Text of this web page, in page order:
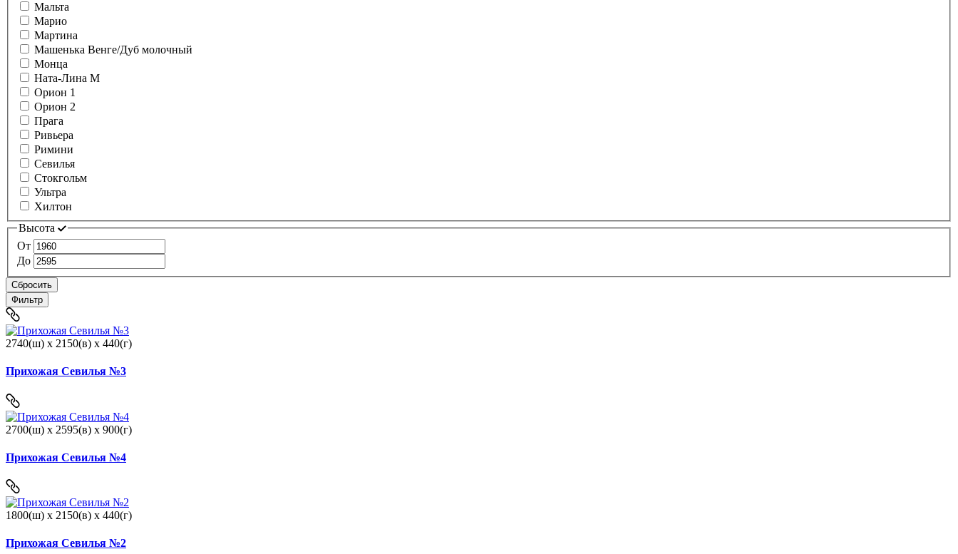
Мальта
Марио
Мартина
Машенька Венге/Дуб молочный
Монца
Ната-Лина М
Орион 1
Орион 2
Прага
Ривьера
Римини
Севилья
Стокгольм
Ультра
Хилтон
Высота
От
До
Сбросить
Фильтр
2740(ш) x 2150(в) x 440(г)
Прихожая Севилья №3
2700(ш) x 2595(в) x 900(г)
Прихожая Севилья №4
1800(ш) x 2150(в) x 440(г)
Прихожая Севилья №2